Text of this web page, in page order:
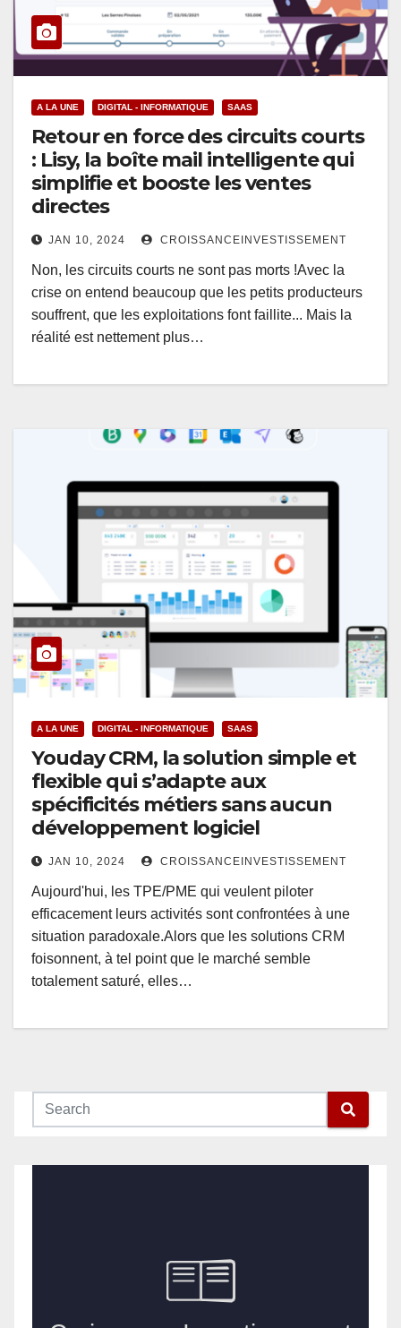
A LA UNE DIGITAL - INFORMATIQUE SAAS
Retour en force des circuits courts
: Lisy, la boîte mail intelligente qui
simplifie et booste les ventes
directes
JAN 10, 2024 CROISSANCEINVESTISSEMENT
Non, les circuits courts ne sont pas morts !Avec la
crise on entend beaucoup que les petits producteurs
souffrent, que les exploitations font faillite... Mais la
réalité est nettement plus…
A LA UNE DIGITAL - INFORMATIQUE SAAS
Youday CRM, la solution simple et
flexible qui s’adapte aux
spécificités métiers sans aucun
développement logiciel
JAN 10, 2024 CROISSANCEINVESTISSEMENT
Aujourd'hui, les TPE/PME qui veulent piloter
efficacement leurs activités sont confrontées à une
situation paradoxale.Alors que les solutions CRM
foisonnent, à tel point que le marché semble
totalement saturé, elles…